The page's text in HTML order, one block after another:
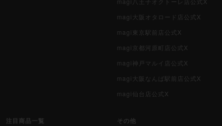
magi大阪オタロード店公式X
magi東京駅前店公式X
magi京都河原町店公式X
magi神戸マルイ店公式X
magi大阪なんば駅前店公式X
magi仙台店公式X
注目商品一覧 その他